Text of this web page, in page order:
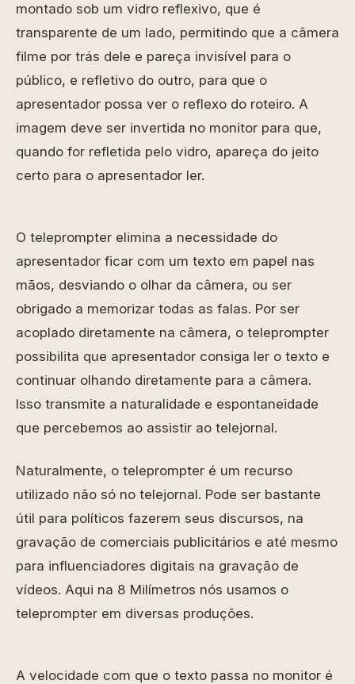
montado sob um vidro reflexivo, que é
transparente de um lado, permitindo que a câmera
filme por trás dele e pareça invisível para o
público, e refletivo do outro, para que o
apresentador possa ver o reflexo do roteiro. A
imagem deve ser invertida no monitor para que,
quando for refletida pelo vidro, apareça do jeito
certo para o apresentador ler.
O teleprompter elimina a necessidade do
apresentador ficar com um texto em papel nas
mãos, desviando o olhar da câmera, ou ser
obrigado a memorizar todas as falas. Por ser
acoplado diretamente na câmera, o teleprompter
possibilita que apresentador consiga ler o texto e
continuar olhando diretamente para a câmera.
Isso transmite a naturalidade e espontaneidade
que percebemos ao assistir ao telejornal.
Naturalmente, o teleprompter é um recurso
utilizado não só no telejornal. Pode ser bastante
útil para políticos fazerem seus discursos, na
gravação de comerciais publicitários e até mesmo
para influenciadores digitais na gravação de
vídeos. Aqui na 8 Milímetros nós usamos o
teleprompter em diversas produções.
A velocidade com que o texto passa no monitor é